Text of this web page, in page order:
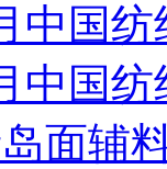
中国
中国
面辅